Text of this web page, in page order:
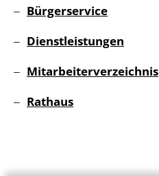
Bürgerservice
Dienstleistungen
Mitarbeiterverzeichnis
Rathaus